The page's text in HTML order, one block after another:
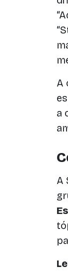
A
a
A